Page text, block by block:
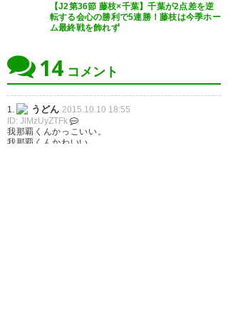
【J2第36節 藤枝×千葉】千葉が2点差を逆
転する会心の勝利で5連勝！藤枝は今季ホー
ム最終戦を飾れず
14 コメント
1. うどん 2015.10.10 18:55
ID: JlMzUyZTFk
我那覇くんかっこいい。
我那覇くんかわいい。